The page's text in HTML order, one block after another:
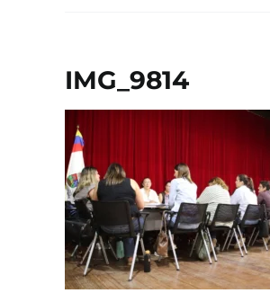
IMG_9814